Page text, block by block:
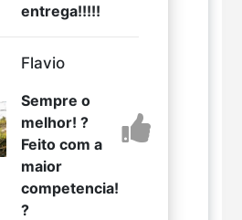
entrega!!!!!
Flavio
Sempre o
melhor! ?
Feito com a
maior
competencia!
?